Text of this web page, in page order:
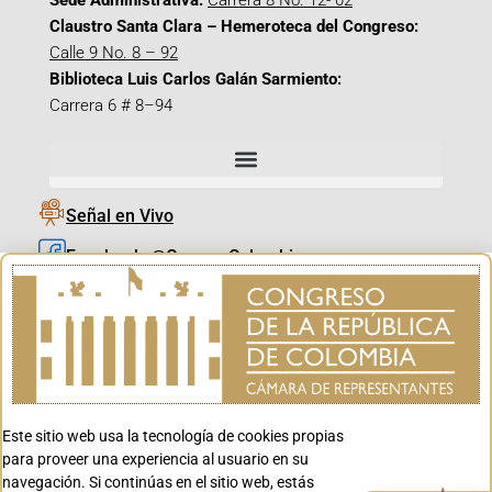
Claustro Santa Clara – Hemeroteca del Congreso:
Calle 9 No. 8 – 92
Biblioteca Luis Carlos Galán Sarmiento:
Carrera 6 # 8–94
Señal en Vivo
Facebook_@CamaraColombia
Instagram_@CamaraColombia
X_@CamaraColombia
Youtube_@CamaraColombia
Youtube_@CanalCongreso
Este sitio web usa la tecnología de cookies propias
para proveer una experiencia al usuario en su
navegación. Si continúas en el sitio web, estás